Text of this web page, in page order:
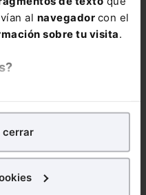
al navegador con el
sobre tu visita.
tu experienciaen
con fines publicitarios,
y contenidos de tu
cerrar
2024 los requisitos para
han cambiado. A...